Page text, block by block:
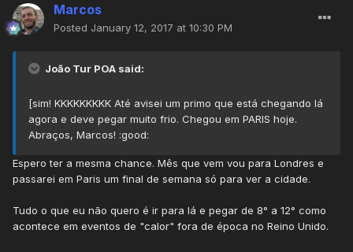
Marcos
Posted January 12, 2017 at 10:30 PM
João Tur POA said:
[sim! KKKKKKKKK Até avisei um primo que está chegando lá
agora e deve pegar muito frio. Chegou em PARIS hoje.
Abraços, Marcos! :good:
Espero ter a mesma chance. Mês que vem vou para Londres e
passarei em Paris um final de semana só para ver a cidade.
Tudo o que eu não quero é ir para lá e pegar de 8° a 12° como
acontece em eventos de "calor" fora de época no Reino Unido.